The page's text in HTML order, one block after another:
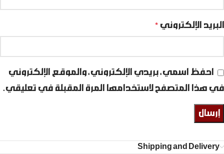
البريد الإلكتروني *
احفظ اسمي، بريدي الإلكتروني، والموقع الإلكتروني
في هذا المتصفح لاستخدامها المرة المقبلة في تعليقي.
Shipping and Delivery